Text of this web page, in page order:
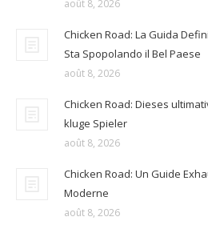
août 8, 2026
Chicken Road: La Guida
Sta Spopolando il Bel Paese
août 8, 2026
Chicken Road: Dieses
kluge Spieler
août 8, 2026
Chicken Road: Un Guide
Moderne
août 8, 2026